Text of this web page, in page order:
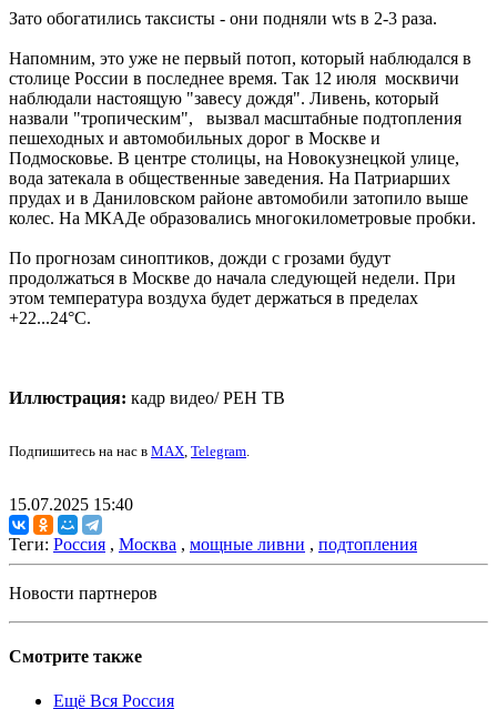
Зато обогатились таксисты - они подняли wts в 2-3 раза.
Напомним, это уже не первый потоп, который наблюдался в
столице России в последнее время. Так 12 июля москвичи
наблюдали настоящую "завесу дождя". Ливень, который
назвали "тропическим", вызвал масштабные подтопления
пешеходных и автомобильных дорог в Москве и
Подмосковье. В центре столицы, на Новокузнецкой улице,
вода затекала в общественные заведения. На Патриарших
прудах и в Даниловском районе автомобили затопило выше
колес. На МКАДе образовались многокилометровые пробки.
По прогнозам синоптиков, дожди с грозами будут
продолжаться в Москве до начала следующей недели. При
этом температура воздуха будет держаться в пределах
+22...24°С.
Иллюстрация: кадр видео/ РЕН ТВ
Подпишитесь на нас в MAX, Telegram.
15.07.2025 15:40
Теги: Россия , Москва , мощные ливни , подтопления
Новости партнеров
Смотрите также
Ещё Вся Россия